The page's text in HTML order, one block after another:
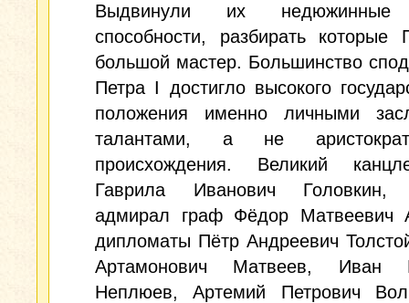
Выдвинули их недюжинные
способности, разбирать которые
большой мастер. Большинство
Петра I достигло высокого
положения именно личными
талантами, а не
происхождения. Великий
Гаврила Иванович Головкин,
адмирал граф Фёдор Матвеевич
дипломаты Пётр Андреевич
Артамонович Матвеев, Иван
Неплюев, Артемий Петрович